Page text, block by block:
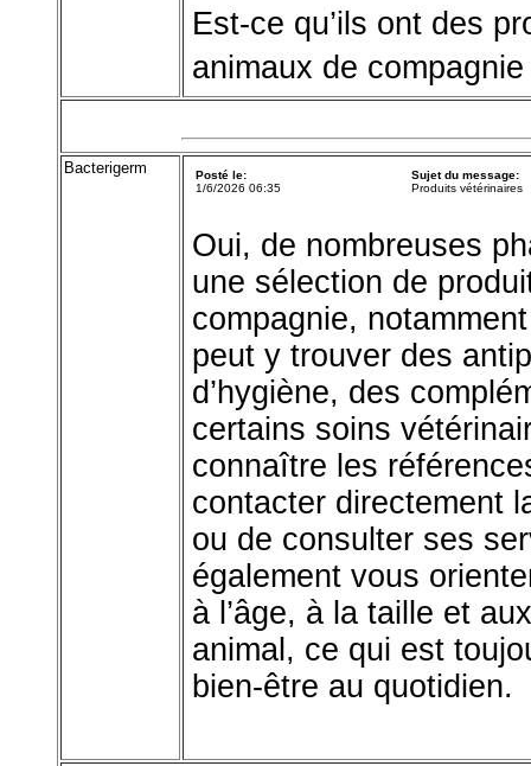
Est-ce qu’ils ont des
animaux de
Bacterigerm
Posté le:
1/6/2026 06:35
Sujet du message:
Produits vétérinaires
Oui, de nombreuses
une sélection de
compagnie,
peut y trouver des
d’hygiène, des
certains soins
connaître les
contacter directement
ou de consulter ses
également vous
à l’âge, à la taille et
animal, ce qui est
bien-être au quotidien.